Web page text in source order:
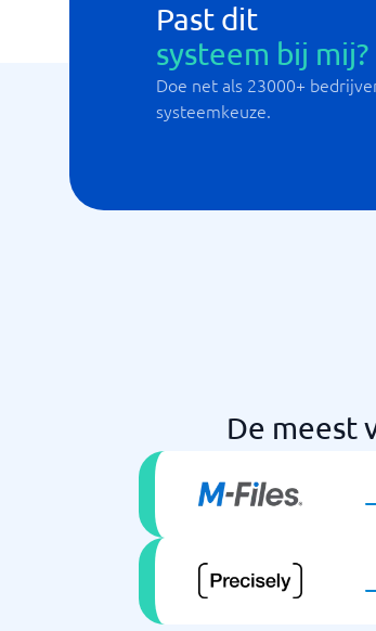
Past dit
systeem bij mij?
Doe net als 23000+
systeemkeuze.
De meest